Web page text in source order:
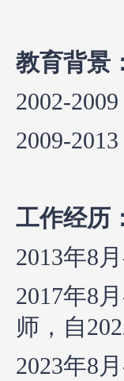
教育背景
2002-
2009-
工作经历
2013年8
2017年8
师，自
2023年8